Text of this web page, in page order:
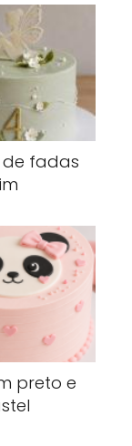
fadas
preto e